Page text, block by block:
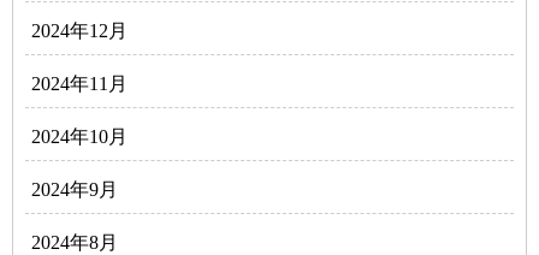
2024年12月
2024年11月
2024年10月
2024年9月
2024年8月